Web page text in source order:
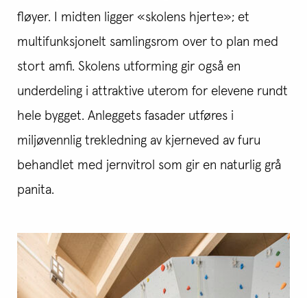
fløyer. I midten ligger «skolens hjerte»; et
multifunksjonelt samlingsrom over to plan med
stort amfi. Skolens utforming gir også en
underdeling i attraktive uterom for elevene rundt
hele bygget. Anleggets fasader utføres i
miljøvennlig trekledning av kjerneved av furu
behandlet med jernvitrol som gir en naturlig grå
panita.